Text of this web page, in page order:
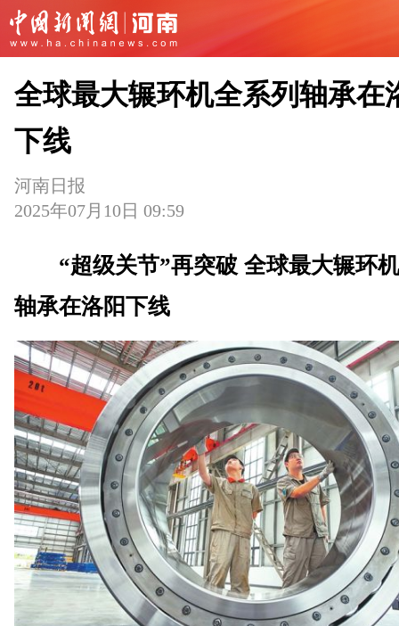
全球最大辗环机全系列轴承在
下线
河南日报
2025年07月10日 09:59
“超级关节”再突破 全球最大辗环
轴承在洛阳下线